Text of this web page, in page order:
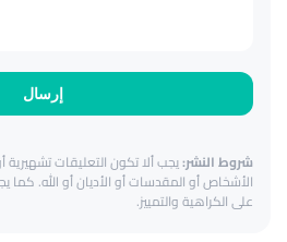
إرسال
شروط النشر:يجب ألا تكون التعليقات تشهيرية
الأشخاص أو المقدسات أو الأديان أو الله. كما
على الكراهية والتمييز.